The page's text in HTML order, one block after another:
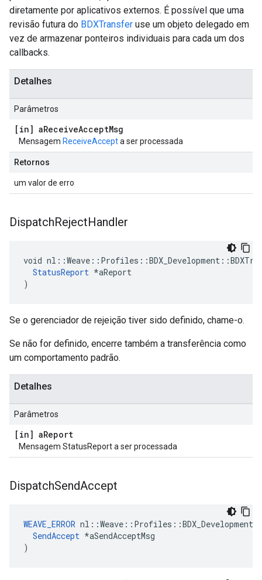
diretamente por aplicativos externos. É possível que uma
revisão futura do BDXTransfer use um objeto delegado em
vez de armazenar ponteiros individuais para cada um dos
callbacks.
Detalhes
Parâmetros
[in] aReceiveAcceptMsg
Mensagem ReceiveAccepta ser processada
Retornos
um valor de erro
DispatchRejectHandler
void
StatusReport *aReport
)
Se o gerenciador de rejeição tiver sido definido, chame-o.
Se não for definido, encerre também a transferência como
um comportamento padrão.
Detalhes
Parâmetros
[in] aReport
Mensagem StatusReport a ser processada
DispatchSendAccept
WEAVE_ERROR
SendAccept *aSendAcceptMsg
)